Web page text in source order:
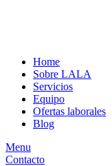
Home
Sobre LALA
Servicios
Equipo
Ofertas laborales
Blog
Menu
Contacto